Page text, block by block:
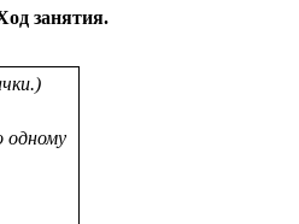
занятия.
одному